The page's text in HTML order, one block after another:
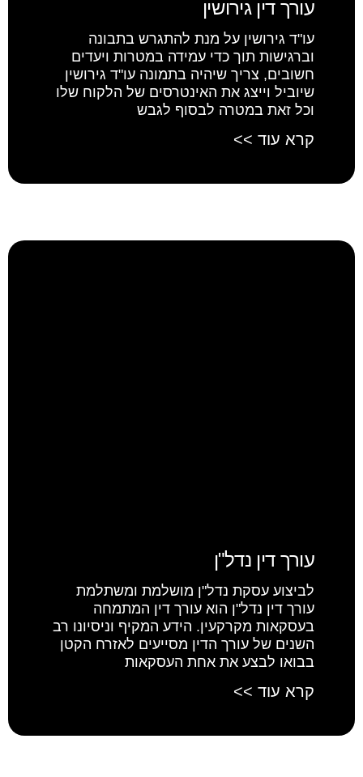
עורך דין גירושין
עו"ד גירושין על מנת להתגרש בתבונה
וברגישות תוך כדי עמידה במטרות ויעדים
חשובים, צריך שיהיה בתמונה עו"ד גירושין
שיוביל וייצג את האינטרסים של הלקוח שלו
וכל זאת במטרה לבסוף לגבש
קרא עוד >>
עורך דין נדל"ן
לביצוע עסקת נדל"ן מושלמת ומשתלמת
עורך דין נדל"ן הוא עורך דין המתמחה
בעסקאות מקרקעין. הידע המקיף וניסיונו רב
השנים של עורך הדין מסייעים לאזרח הקטן
בבואו לבצע את אחת העסקאות
קרא עוד >>